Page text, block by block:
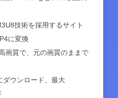
技術を採用するサイト
に変換
画質で、元の画質のままで
ダウンロード、最大